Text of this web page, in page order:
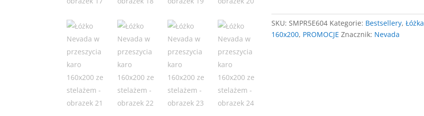
160x200
ze
SKU:SMPR5E604 Kategorie: Bestsellery,Łóżka
160x200, PROMOCJE Znacznik: Nevada